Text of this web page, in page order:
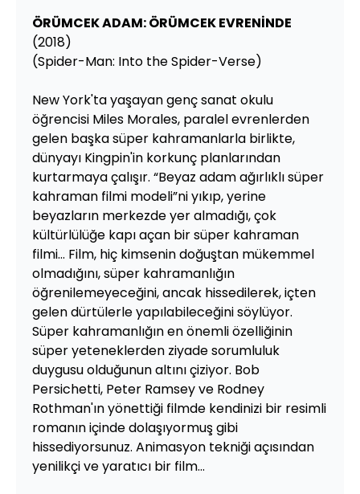
ÖRÜMCEK ADAM: ÖRÜMCEK EVRENİNDE
(2018)
(Spider-Man: Into the Spider-Verse)
New York'ta yaşayan genç sanat okulu
öğrencisi Miles Morales, paralel evrenlerden
gelen başka süper kahramanlarla birlikte,
dünyayı Kingpin'in korkunç planlarından
kurtarmaya çalışır. “Beyaz adam ağırlıklı süper
kahraman filmi modeli”ni yıkıp, yerine
beyazların merkezde yer almadığı, çok
kültürlülüğe kapı açan bir süper kahraman
filmi… Film, hiç kimsenin doğuştan mükemmel
olmadığını, süper kahramanlığın
öğrenilemeyeceğini, ancak hissedilerek, içten
gelen dürtülerle yapılabileceğini söylüyor.
Süper kahramanlığın en önemli özelliğinin
süper yeteneklerden ziyade sorumluluk
duygusu olduğunun altını çiziyor. Bob
Persichetti, Peter Ramsey ve Rodney
Rothman'ın yönettiği filmde kendinizi bir resimli
romanın içinde dolaşıyormuş gibi
hissediyorsunuz. Animasyon tekniği açısından
yenilikçi ve yaratıcı bir film...